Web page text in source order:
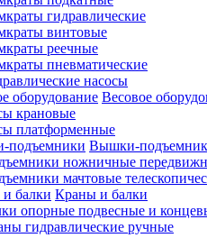
гидравлические
винтовые
реечные
пневматические
насосы
Весовое
крановые
платформенные
Вышки-
ножничные
мачтовые
Краны и балки
опорные подвесные и
гидравлические ручные